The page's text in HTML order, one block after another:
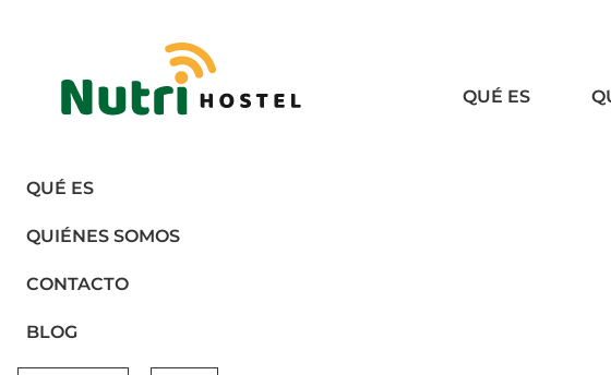
QUÉ ES
QUÉ ES
QUIÉNES SOMOS
CONTACTO
BLOG